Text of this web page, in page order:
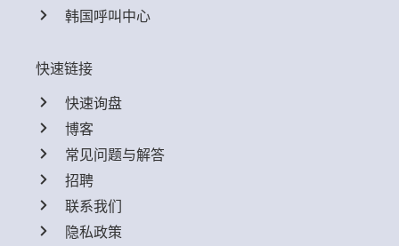
韩国呼叫中心
快速链接
快速询盘
博客
常见问题与解答
招聘
联系我们
隐私政策